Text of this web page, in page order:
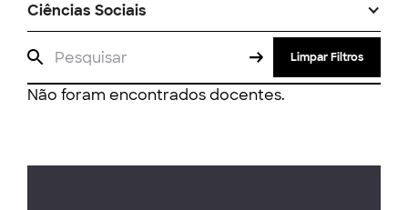
Ciências Sociais
Limpar Filtros
Não foram encontrados docentes.